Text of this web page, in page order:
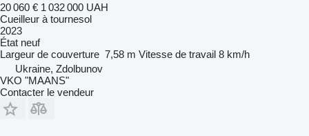
20 060 € 1 032 000 UAH
Cueilleur à tournesol
2023
État neuf
Largeur de couverture 7,58 m Vitesse de travail 8 km/h
Ukraine, Zdolbunov
VKO "MAANS"
Contacter le vendeur